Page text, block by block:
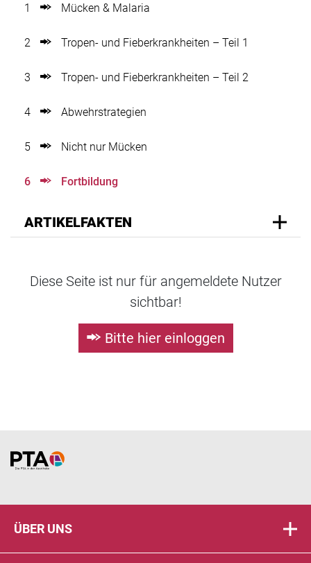
1 Mücken & Malaria
2 Tropen- und Fieberkrankheiten – Teil 1
3 Tropen- und Fieberkrankheiten – Teil 2
4 Abwehrstrategien
5 Nicht nur Mücken
6 Fortbildung
ARTIKELFAKTEN
Diese Seite ist nur für angemeldete Nutzer
sichtbar!
Bitte hier einloggen
Home
ÜBER UNS